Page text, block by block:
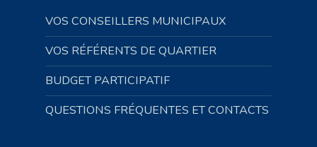
VOS CONSEILLERS MUNICIPAUX
VOS RÉFÉRENTS DE QUARTIER
BUDGET PARTICIPATIF
QUESTIONS FRÉQUENTES ET CONTACTS